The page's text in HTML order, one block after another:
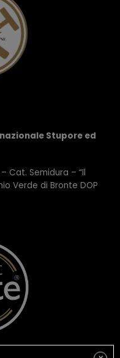
Stupore ed
Cat. Semidura – “Il
Verde di Bronte DOP